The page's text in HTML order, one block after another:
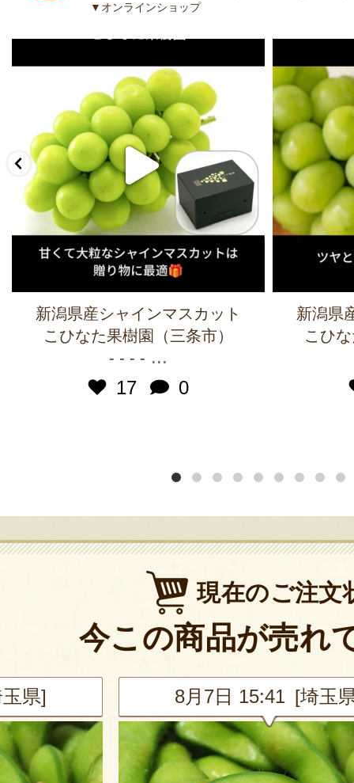
▼オンラインショップ
新潟県産シャインマスカット
こひなた果樹園（三条市）
- - - - ...
17
0
新潟県
こひ
現在のご注文
今この商品が売れ
県] 8月7日 15:41 [埼玉